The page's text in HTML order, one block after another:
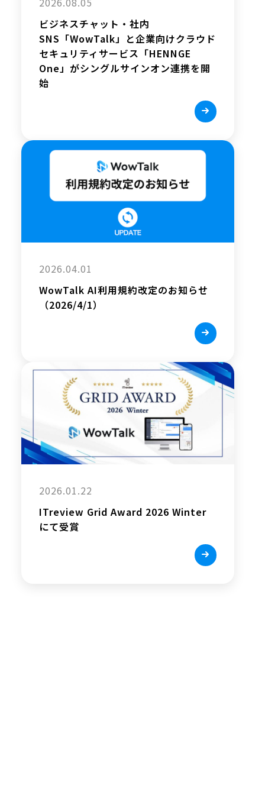
ビジネスチャット・社内
SNS「WowTalk」と企業向けクラウド
セキュリティサービス「HENNGE
One」がシングルサインオン連携を開
始
2026.04.01
WowTalk AI利用規約改定のお知らせ
（2026/4/1）
2026.01.22
ITreview Grid Award 2026 Winter
にて受賞